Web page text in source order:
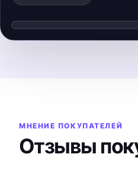
МНЕНИЕ ПОКУПАТЕЛЕЙ
Отзывы